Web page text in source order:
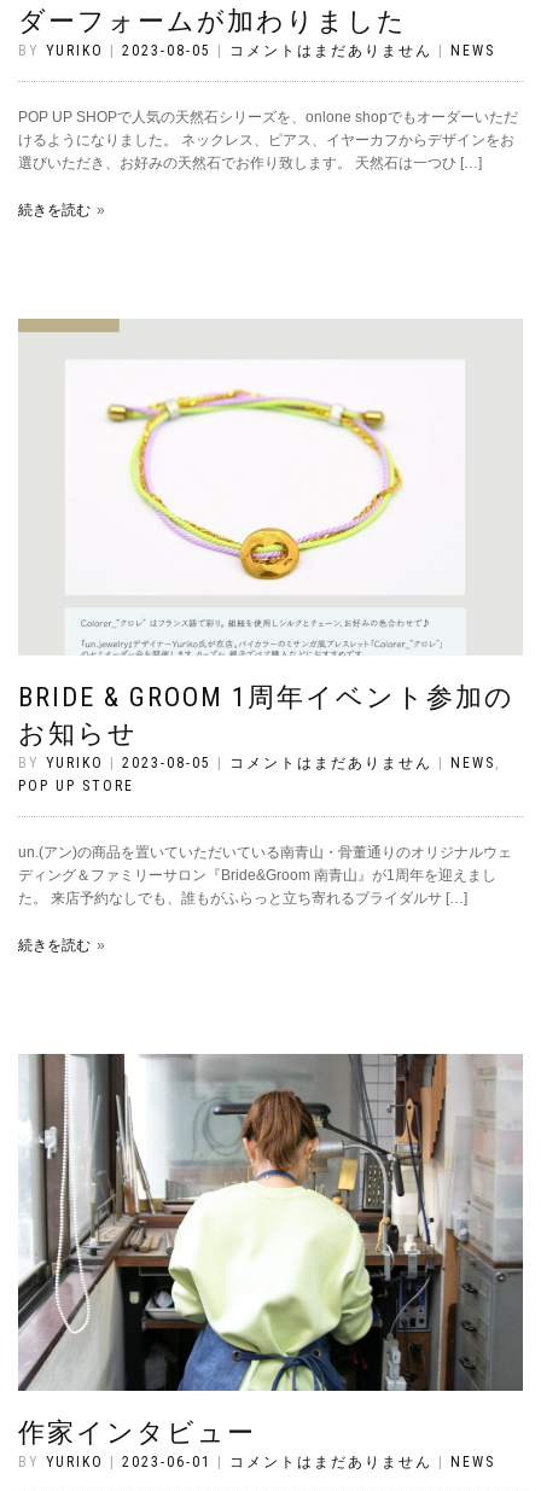
ダーフォームが加わりました
BY YURIKO 2023-08-05 コメントはまだありません NEWS
POP UP SHOPで人気の天然石シリーズを、onlone shopでもオーダーいただ
けるようになりました。 ネックレス、ピアス、イヤーカフからデザインをお
選びいただき、お好みの天然石でお作り致します。 天然石は一つひ […]
続きを読む
BRIDE & GROOM 1周年イベント参加の
お知らせ
BY YURIKO 2023-08-05 コメントはまだありません NEWS ,
POP UP STORE
un.(アン)の商品を置いていただいている南青山・骨董通りのオリジナルウェ
ディング＆ファミリーサロン『Bride&Groom 南青山』が1周年を迎えまし
た。 来店予約なしでも、誰もがふらっと立ち寄れるブライダルサ […]
続きを読む
作家インタビュー
BY YURIKO | 2023-06-01 | コメントはまだありません | NEWS